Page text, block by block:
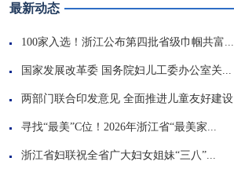
最新动态
100家入选！浙江公布第四批省级巾帼共富...
国家发展改革委 国务院妇儿工委办公室关...
两部门联合印发意见 全面推进儿童友好建设
寻找“最美”C位！2026年浙江省“最美家...
浙江省妇联祝全省广大妇女姐妹“三八”...